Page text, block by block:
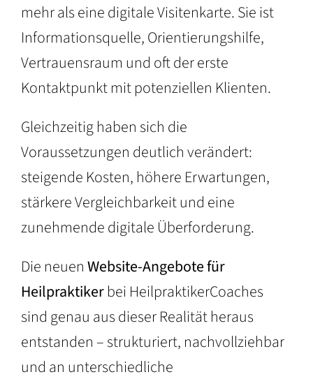
mehr als eine digitale Visitenkarte. Sie ist
Informationsquelle, Orientierungshilfe,
Vertrauensraum und oft der erste
Kontaktpunkt mit potenziellen Klienten.
Gleichzeitig haben sich die
Voraussetzungen deutlich verändert:
steigende Kosten, höhere Erwartungen,
stärkere Vergleichbarkeit und eine
zunehmende digitale Überforderung.
Die neuenWebsite-Angebote für
Heilpraktikerbei HeilpraktikerCoaches
sind genau aus dieser Realität heraus
entstanden – strukturiert, nachvollziehbar
und an unterschiedliche